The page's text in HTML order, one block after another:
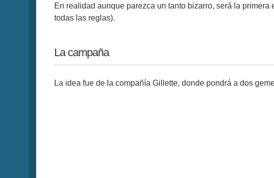
En realidad aunque parezca un tanto bizarro, será la
todas las reglas).
La campaña
La idea fue de la compañía Gillette, donde pondrá a dos